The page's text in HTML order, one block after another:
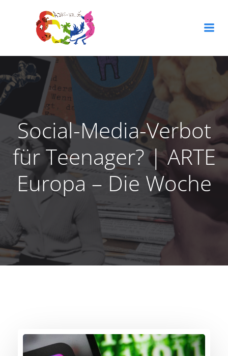
Social-Media-Verbot
für Teenager? | ARTE
Europa – Die Woche